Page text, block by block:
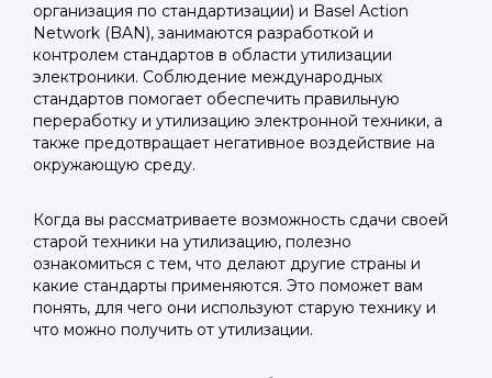
организация по стандартизации) и Basel Action
Network (BAN), занимаются разработкой и
контролем стандартов в области утилизации
электроники. Соблюдение международных
стандартов помогает обеспечить правильную
переработку и утилизацию электронной техники, а
также предотвращает негативное воздействие на
окружающую среду.
Когда вы рассматриваете возможность сдачи своей
старой техники на утилизацию, полезно
ознакомиться с тем, что делают другие страны и
какие стандарты применяются. Это поможет вам
понять, для чего они используют старую технику и
что можно получить от утилизации.